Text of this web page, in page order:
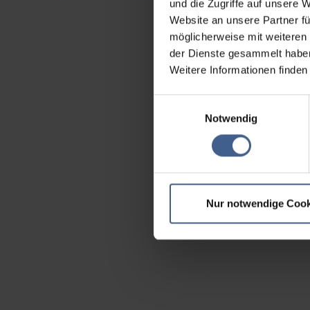
und die Zugriffe auf unsere
Website an unsere Partner
möglicherweise mit
der Dienste gesammelt
Weitere Informationen
Notwendig
Nur notwendige